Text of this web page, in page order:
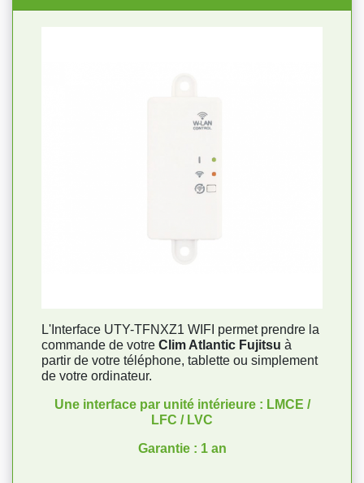
L'Interface UTY-TFNXZ1 WIFI permet prendre la
commande de votre Clim Atlantic Fujitsu à
partir de votre téléphone, tablette ou simplement
de votre ordinateur.
Une interface par unité intérieure : LMCE /
LFC / LVC
Garantie : 1 an